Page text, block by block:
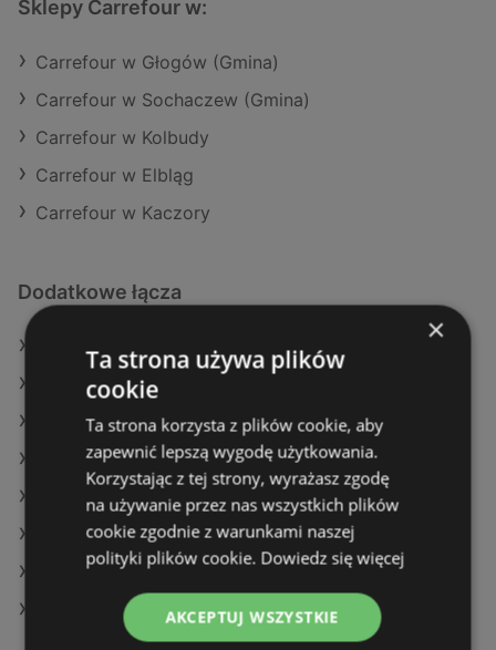
Sklepy Carrefour w:
Carrefour w Głogów (Gmina)
Carrefour w Sochaczew (Gmina)
Carrefour w Kolbudy
Carrefour w Elbląg
Carrefour w Kaczory
Dodatkowe łącza
Oferty Carrefour
Oferty Selgros
Oferty Żabka
Aktualne gazetki Gram Market
Aktualne gazetki Biedronka
Aktualne gazetki Lidl
Aktualne gazetki Makro
Aktualne gazetki SPAR
×
Ta strona używa plików
cookie
Ta strona korzysta z plików cookie, aby
zapewnić lepszą wygodę użytkowania.
Korzystając z tej strony, wyrażasz zgodę
na używanie przez nas wszystkich plików
cookie zgodnie z warunkami naszej
polityki plików cookie. Dowiedz się więcej
AKCEPTUJ WSZYSTKIE